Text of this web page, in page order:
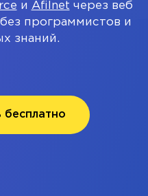
и Afilnet через веб
программистов и
знаний.
бесплатно